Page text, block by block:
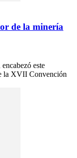
de la minería
este
la XVII Convención